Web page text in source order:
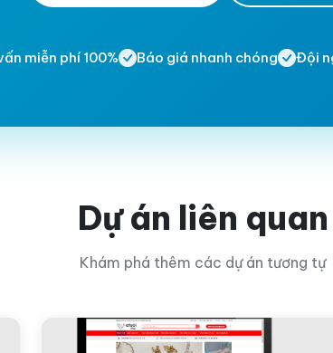
miễn phí 100% Báo giá nhanh chóng Đội
Dự án liên quan
Khám phá thêm các dự án tương tự